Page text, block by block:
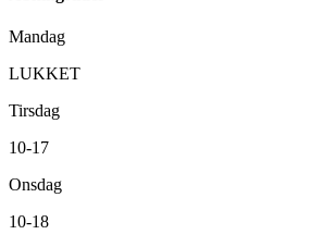
Mandag
LUKKET
Tirsdag
10-17
Onsdag
10-18